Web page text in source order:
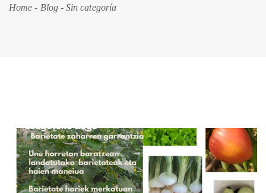
Home - Blog -Sin categoría